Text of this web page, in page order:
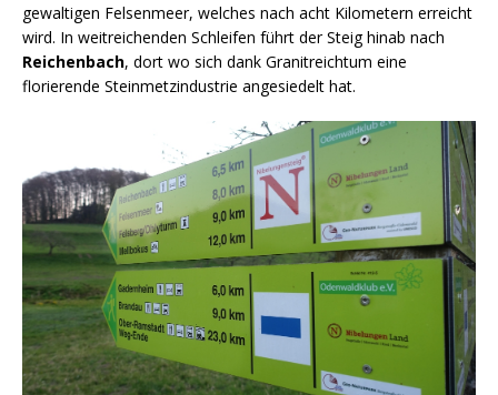
gewaltigen Felsenmeer, welches nach acht Kilometern erreicht
wird. In weitreichenden Schleifen führt der Steig hinab nach
Reichenbach, dort wo sich dank Granitreichtum eine
florierende Steinmetzindustrie angesiedelt hat.